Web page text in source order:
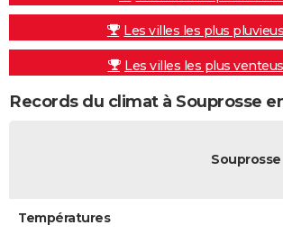
Les villes les plus
Les villes les plus
Records du climat à Souprosse
Souprosse
Températures